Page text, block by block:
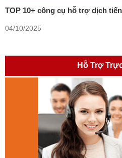
TOP 10+ công cụ hỗ trợ dịch
04/10/2025
Hỗ Trợ